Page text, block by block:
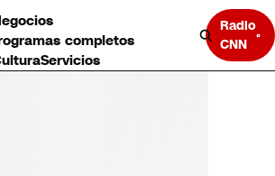
completos
Servicios
Radio
CNN